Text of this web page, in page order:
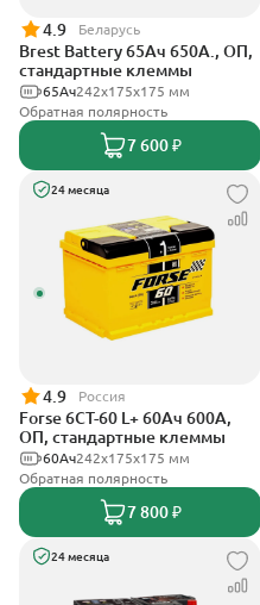
4.9 Беларусь
Brest Battery 65Ач 650А., ОП,
стандартные клеммы
242х175х175 мм
65Ач
Обратная полярность
7 600 ₽
24 месяца
4.9 Россия
Forse 6CT-60 L+ 60Ач 600А,
ОП, стандартные клеммы
242x175x175 мм
60Ач
Обратная полярность
7 800 ₽
24 месяца